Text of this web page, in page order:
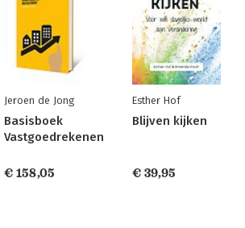
Jeroen de Jong
Basisboek
Vastgoedrekenen
€ 158,05
Esther Hof
Blijven kijken
€ 39,95